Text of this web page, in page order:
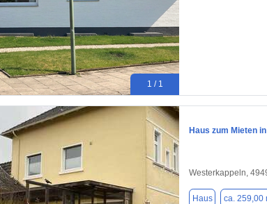
1 / 1
Haus zum Mieten
Westerkappeln,
Haus ca. 259,00